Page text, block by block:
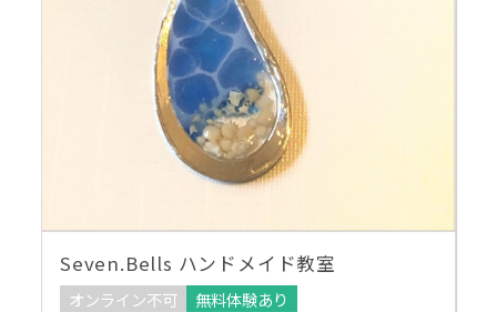
Seven.Bells ハンドメイド教室
オンライン不可
無料体験あり